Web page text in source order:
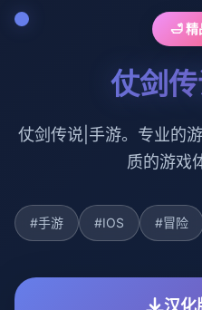
🛁
仗剑
仗剑传说|手游。专业的
质的游戏
#手游 #IOS #冒险
汉化